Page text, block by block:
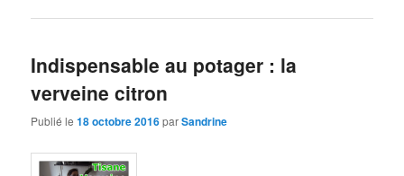
Indispensable au potager : la
verveine citron
Publié le18 octobre 2016parSandrine